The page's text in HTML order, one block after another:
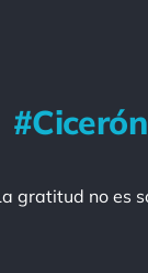
Cicerón